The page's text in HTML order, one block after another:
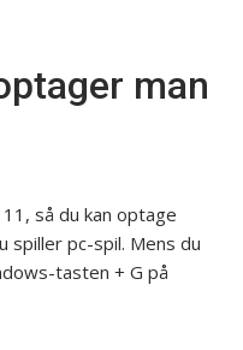
man
så du kan optage
pc-spil. Mens du
tasten + G på